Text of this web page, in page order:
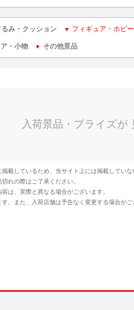
み・クッション フィギュア・ホビー
・小物 その他景品